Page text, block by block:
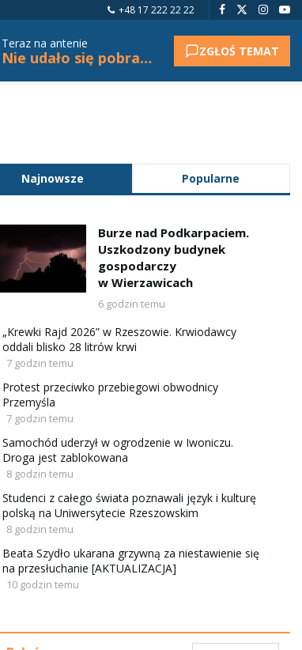
+48 17 222 22 22
Teraz na antenie
Nie udało się pobrać tytułu. ZGŁOŚ TEMAT
Najnowsze Popularne
Burze nad Podkarpaciem.
Uszkodzony budynek
gospodarczy
w Wierzawicach
6 godzin temu
„Krewki Rajd 2026” w Rzeszowie. Krwiodawcy
oddali blisko 28 litrów krwi
7 godzin temu
Protest przeciwko przebiegowi obwodnicy
Przemyśla
7 godzin temu
Samochód uderzył w ogrodzenie w Iwoniczu.
Droga jest zablokowana
8 godzin temu
Studenci z całego świata poznawali język i kulturę
polską na Uniwersytecie Rzeszowskim
8 godzin temu
Beata Szydło ukarana grzywną za niestawienie się
na przesłuchanie [AKTUALIZACJA]
10 godzin temu